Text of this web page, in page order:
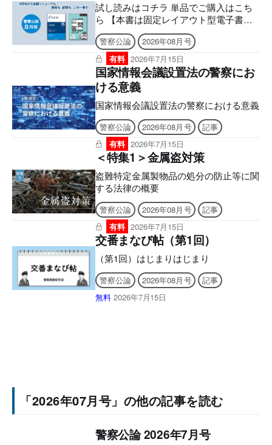
試し読みはコチラ 単品でご購入はこち
ら 【本書は固定レイアウト型電子書籍
のため、なるべく大きな画面でのご利用
を推奨しております。文字のハイライ
ト・検索・辞書・コピー・引用・音声読
み上げなどの機能はご利用いただけませ
ん。ご購入前に、無料サンプル等をお使
いの端末でご確認のうえ、ご購入くださ
い。】 ８月号から全面リニューアル！
現場も、試験も、この一冊で。 より見
やすく、より使いやすく。 雑誌「警察
公論」が誌面を一新し、実務にも昇任試
験にも、さらに役立つ内容へ！ ■電子版
のシリアルナンバーの発行について ア
プリへの問題のダウンロードには購読者
特典のシリアルナンバーが必要になりま
す。 ご購入後、誌面に記載の案内をご
確認の上、シリアルナンバー発行のご申
請をお願いいたします。後日、立花書房
よりメールでお送りいたします。 ［シ
リアルナンバー有効期限］ アプリ
「KEISATSU KORON PASSPORT」
2027年6月9日 まで Webメディア「警察
公論オンライン」2026年8月9日 まで
■2026年7月号電子版の付録に
警察公論
2026年08月号
有料 2026年7月15日
国家情報会議設置法の警察にお
ける意義
国家情報会議設置法の警察における意義
警察公論 2026年08月号
記事
有料 2026年7月15日
＜特集1＞金属盗対策
盗難特定金属製物品の処分の防止等に関
する法律の概要
警察公論 2026年08月号
記事
有料 2026年7月15日
交番まなび帖（第1回）
（第1回）はじまりはじまり
警察公論 2026年08月号
記事
無料 2026年7月15日
「2026年07月号」の他の記事を読む
警察公論 2026年7月号